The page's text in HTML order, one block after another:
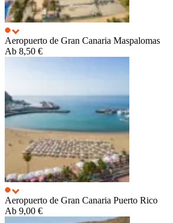
Aeropuerto de Gran Canaria Maspalomas
Ab 8,50 €
Aeropuerto de Gran Canaria Puerto Rico
Ab 9,00 €